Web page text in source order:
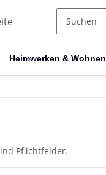
Heimwerken & Wohnen
Pflichtfelder.